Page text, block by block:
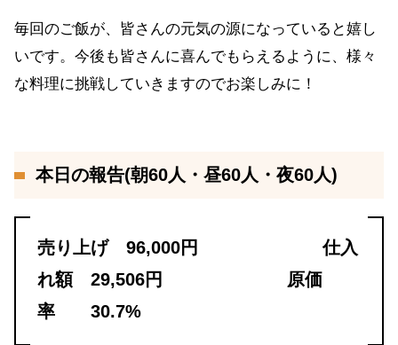
毎回のご飯が、皆さんの元気の源になっていると嬉し
いです。今後も皆さんに喜んでもらえるように、様々
な料理に挑戦していきますのでお楽しみに！
本日の報告(朝60人・昼60人・夜60人)
売り上げ 96,000円 仕入
れ額 29,506円 原価
率 30.7%